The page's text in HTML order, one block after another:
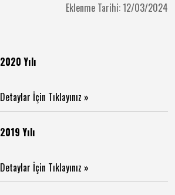
Eklenme Tarihi: 12/03/2024
2020 Yılı
Detaylar İçin Tıklayınız »
2019 Yılı
Detaylar İçin Tıklayınız »